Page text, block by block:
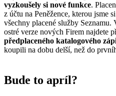
vyzkoušely si nové funkce.
z účtu na Peněžence, kterou jsme
všechny placené služby Seznamu.
ostré verze nových Firem najdete
předplaceného katalogového
koupili na dobu delší, než do
Bude to apríl?